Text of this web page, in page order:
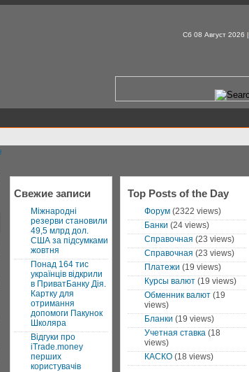
Сб 08 Август 2026 |
Свежие записи
Міжнародні
резерви становили
49,5 млрд дол.
США за підсумками
жовтня
Понад 164 тис
українців відкрили
в ПриватБанку Дія.
Картку для
отримання
допомоги Пакунок
Школяра
Відгуки про
iTrade.money
перших
користувачів
Top Posts of the Day
Форум(2322 views)
Банки (24 views)
Справочная (23 views)
Справочная (23 views)
Платежи (19 views)
Курсы валют(19 views)
Обменник валют(19
views)
Бланки (19 views)
Учетная ставка(18
views)
КАСКО(18 views)